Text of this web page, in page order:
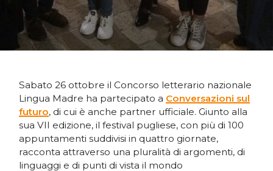
Sabato 26 ottobre il Concorso letterario nazionale
Lingua Madre ha partecipato a Conversazioni sul
futuro, di cui è anche partner ufficiale. Giunto alla
sua VII edizione, il festival pugliese, con più di 100
appuntamenti suddivisi in quattro giornate,
racconta attraverso una pluralità di argomenti, di
linguaggi e di punti di vista il mondo